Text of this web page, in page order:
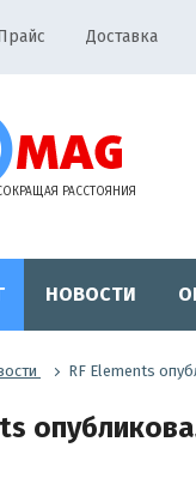
Доставка
РАССТОЯНИЯ
НОВОСТИ
RF Elements